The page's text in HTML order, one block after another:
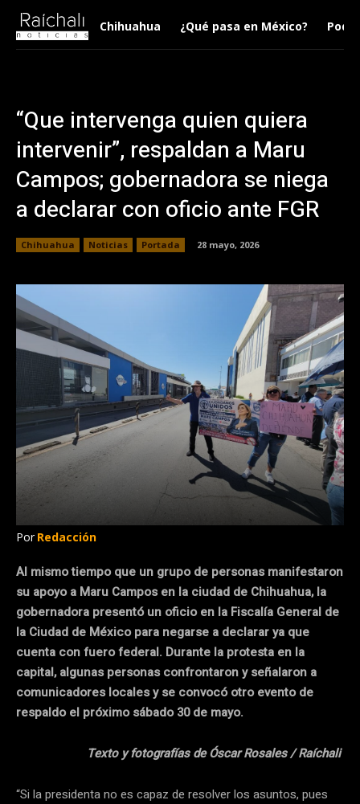
Chihuahua ¿Qué pasa en México?
“Que intervenga quien quiera
intervenir”, respaldan a Maru
Campos; gobernadora se niega
a declarar con oficio ante FGR
Chihuahua Noticias Portada 28 mayo, 2026
Por Redacción
Al mismo tiempo que un grupo de personas manifestaron
su apoyo a Maru Campos en la ciudad de Chihuahua, la
gobernadora presentó un oficio en la Fiscalía General de
la Ciudad de México para negarse a declarar ya que
cuenta con fuero federal. Durante la protesta en la
capital, algunas personas confrontaron y señalaron a
comunicadores locales y se convocó otro evento de
respaldo el próximo sábado 30 de mayo.
Texto y fotografías de Óscar Rosales / Raíchali
“Si la presidenta no es capaz de resolver los asuntos, pues